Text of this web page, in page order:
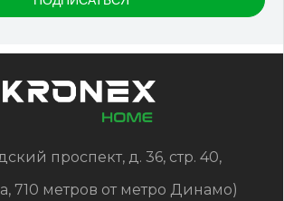
проспект, д. 36, стр. 40,
710 метров от метро Динамо)